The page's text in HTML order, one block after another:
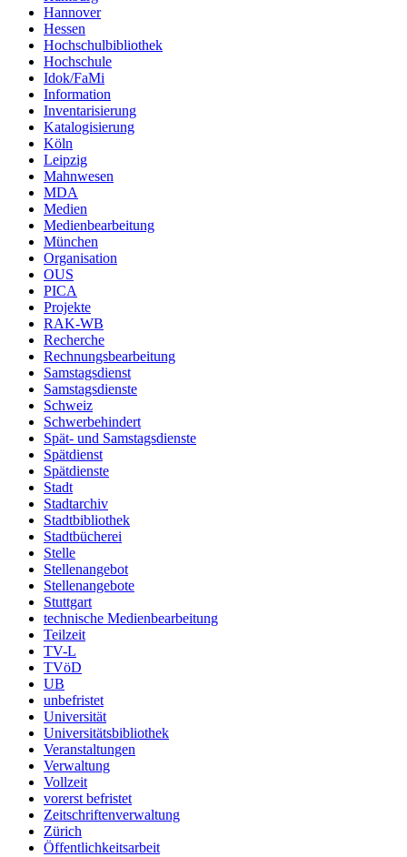
Hannover
Hessen
Hochschulbibliothek
Hochschule
Idok/FaMi
Information
Inventarisierung
Katalogisierung
Köln
Leipzig
Mahnwesen
MDA
Medien
Medienbearbeitung
München
Organisation
OUS
PICA
Projekte
RAK-WB
Recherche
Rechnungsbearbeitung
Samstagsdienst
Samstagsdienste
Schweiz
Schwerbehindert
Spät- und Samstagsdienste
Spätdienst
Spätdienste
Stadt
Stadtarchiv
Stadtbibliothek
Stadtbücherei
Stelle
Stellenangebot
Stellenangebote
Stuttgart
technische Medienbearbeitung
Teilzeit
TV-L
TVöD
UB
unbefristet
Universität
Universitätsbibliothek
Veranstaltungen
Verwaltung
Vollzeit
vorerst befristet
Zeitschriftenverwaltung
Zürich
Öffentlichkeitsarbeit